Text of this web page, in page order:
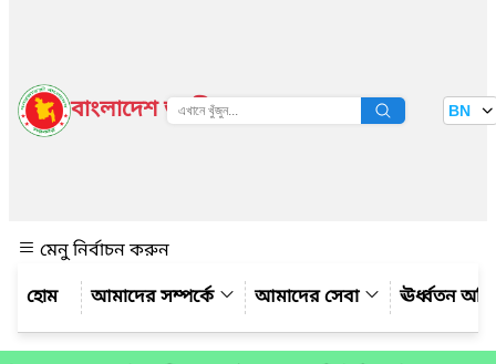
বাংলাদেশ জাতীয় তথ্য বাতায়ন BN
মেনু নির্বাচন করুন
আমাদের সম্পর্কে
আমাদের সেবা ঊর্ধ্বতন